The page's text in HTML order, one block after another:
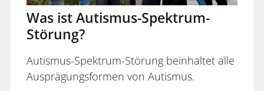
Was ist Autismus-Spektrum-
Störung?
Autismus-Spektrum-Störung beinhaltet alle
Ausprägungsformen von Autismus.